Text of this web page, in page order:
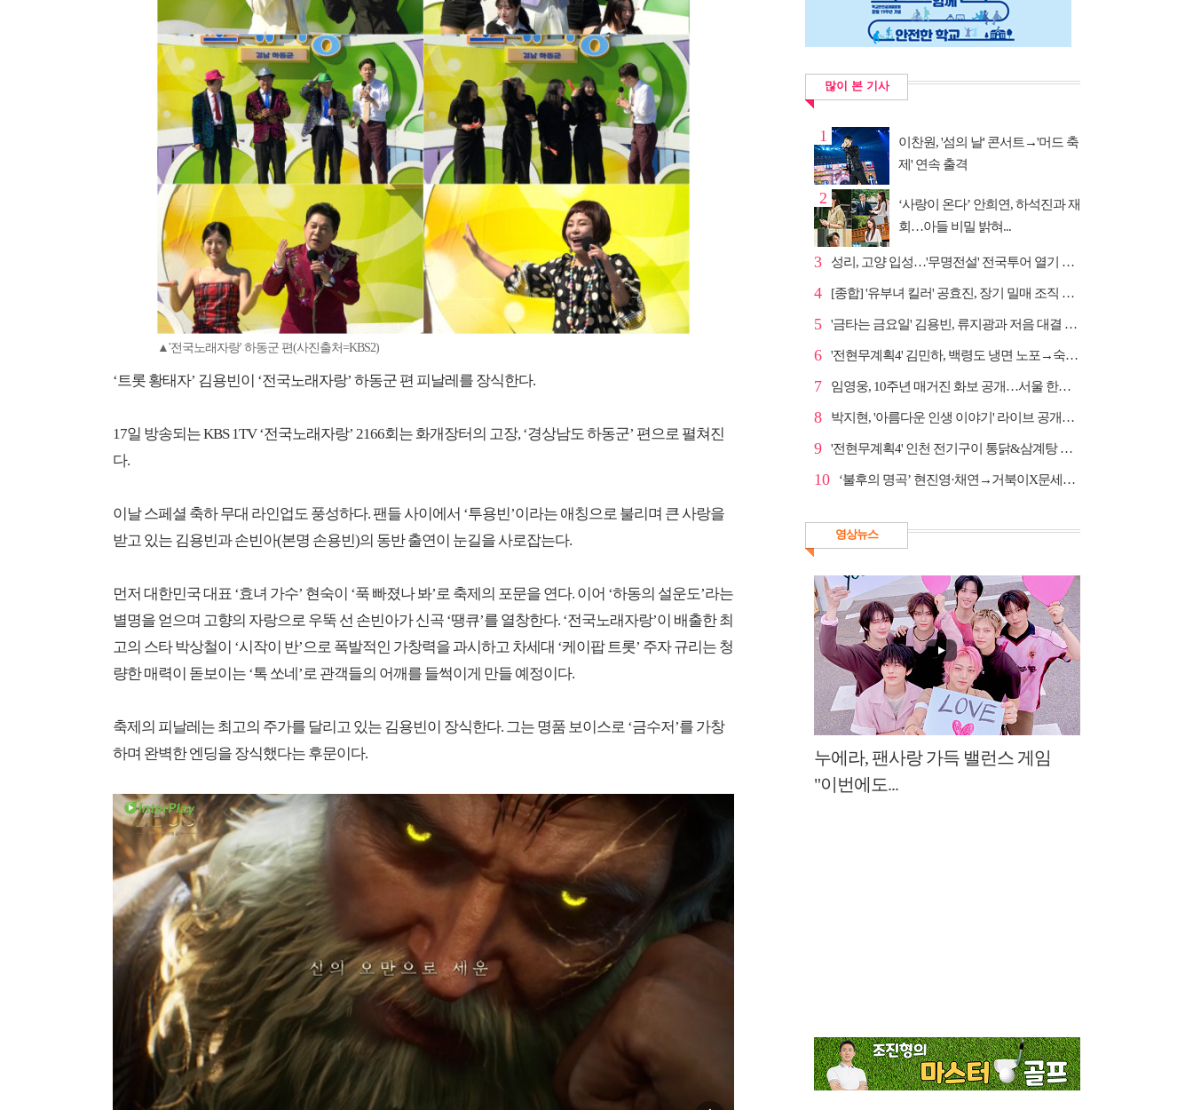
▲'전국노래자랑' 하동군 편(사진출처=KBS2)
‘트롯 황태자’ 김용빈이 ‘전국노래자랑’ 하동군 편 피날레를 장식한다.
17일 방송되는 KBS 1TV ‘전국노래자랑’ 2166회는 화개장터의 고장, ‘경상남도 하동군’ 편으로 펼쳐진
다.
이날 스페셜 축하 무대 라인업도 풍성하다. 팬들 사이에서 ‘투용빈’이라는 애칭으로 불리며 큰 사랑을
받고 있는 김용빈과 손빈아(본명 손용빈)의 동반 출연이 눈길을 사로잡는다.
먼저 대한민국 대표 ‘효녀 가수’ 현숙이 ‘푹 빠졌나 봐’로 축제의 포문을 연다. 이어 ‘하동의 설운도’라는
별명을 얻으며 고향의 자랑으로 우뚝 선 손빈아가 신곡 ‘땡큐’를 열창한다. ‘전국노래자랑’이 배출한 최
고의 스타 박상철이 ‘시작이 반’으로 폭발적인 가창력을 과시하고 차세대 ‘케이팝 트롯’ 주자 규리는 청
량한 매력이 돋보이는 ‘톡 쏘네’로 관객들의 어깨를 들썩이게 만들 예정이다.
축제의 피날레는 최고의 주가를 달리고 있는 김용빈이 장식한다. 그는 명품 보이스로 ‘금수저’를 가창
하며 완벽한 엔딩을 장식했다는 후문이다.
많이 본 기사
1
이찬원, '섬의 날' 콘서트→'머드 축
제' 연속 출격
2
‘사랑이 온다’ 안희연, 하석진과 재
회…아들 비밀 밝혀...
3 성리, 고양 입성…'무명전설' 전국투어 열기 지속
4 [종합] '유부녀 킬러' 공효진, 장기 밀매 조직 소탕…4...
5 '금타는 금요일' 김용빈, 류지광과 저음 대결 승리
6 '전현무계획4' 김민하, 백령도 냉면 노포→숙성 광어초...
7 임영웅, 10주년 매거진 화보 공개…서울 한복판 대형 현...
8 박지현, '아름다운 인생 이야기' 라이브 공개…감성 보...
9 '전현무계획4' 인천 전기구이 통닭&삼계탕 노포 맛집 탐방
10 ‘불후의 명곡’ 현진영·채연→거북이X문세윤, 레전드 배틀
영상뉴스
누에라, 팬사랑 가득 밸런스 게임
"이번에도...